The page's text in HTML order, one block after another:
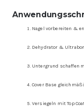
Nagel vorbereiten &
Dehydrator &
Untergrund schaffen
Cover Base
Versiegeln mit Top